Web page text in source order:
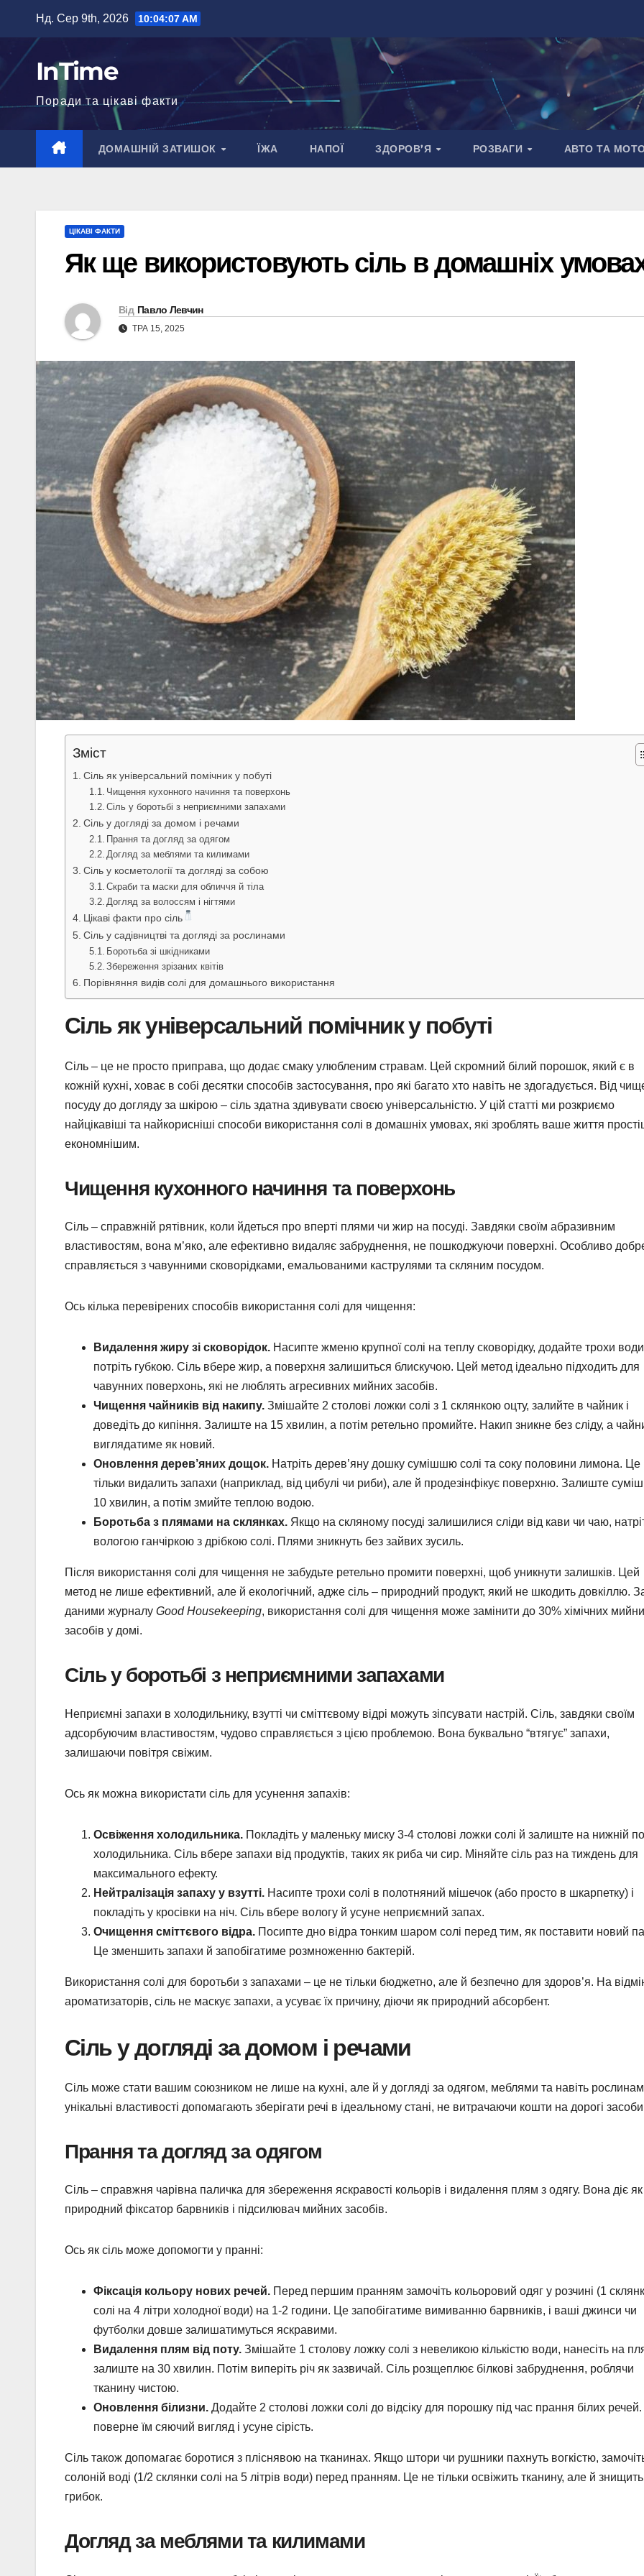
вмісту
Нд. Сер 9th, 2026 10:04:09 AM
InTime
Поради та цікаві факти
ДОМАШНІЙ ЗАТИШОК ЇЖА НАПОЇ ЗДОРОВ’Я РОЗВАГИ АВТО ТА
ЦІКАВІ ФАКТИ
Як ще використовують сіль в домашніх
Від Павло Левчин
ТРА 15, 2025
Зміст
Сіль як універсальний помічник у побуті
Чищення кухонного начиння та поверхонь
Сіль у боротьбі з неприємними запахами
Сіль у догляді за домом і речами
Прання та догляд за одягом
Догляд за меблями та килимами
Сіль у косметології та догляді за собою
Скраби та маски для обличчя й тіла
Догляд за волоссям і нігтями
Цікаві факти про сіль
Сіль у садівництві та догляді за рослинами
Боротьба зі шкідниками
Збереження зрізаних квітів
Порівняння видів солі для домашнього використання
Сіль як універсальний помічник у побуті
Сіль – це не просто приправа, що додає смаку улюбленим стравам. Цей скромний білий порошок, який є в
кожній кухні, ховає в собі десятки способів застосування, про які багато хто навіть не здогадується. Від
посуду до догляду за шкірою – сіль здатна здивувати своєю універсальністю. У цій статті ми розкриємо
найцікавіші та найкорисніші способи використання солі в домашніх умовах, які зроблять ваше життя
економнішим.
Чищення кухонного начиння та поверхонь
Сіль – справжній рятівник, коли йдеться про вперті плями чи жир на посуді. Завдяки своїм абразивним
властивостям, вона м’яко, але ефективно видаляє забруднення, не пошкоджуючи поверхні. Особливо
справляється з чавунними сковорідками, емальованими каструлями та скляним посудом.
Ось кілька перевірених способів використання солі для чищення:
Видалення жиру зі сковорідок. Насипте жменю крупної солі на теплу сковорідку, додайте трохи
потріть губкою. Сіль вбере жир, а поверхня залишиться блискучою. Цей метод ідеально підходить для
чавунних поверхонь, які не люблять агресивних мийних засобів.
Чищення чайників від накипу. Змішайте 2 столові ложки солі з 1 склянкою оцту, залийте в чайник і
доведіть до кипіння. Залиште на 15 хвилин, а потім ретельно промийте. Накип зникне без сліду, а
виглядатиме як новий.
Оновлення дерев’яних дощок. Натріть дерев’яну дошку сумішшю солі та соку половини лимона. Це
тільки видалить запахи (наприклад, від цибулі чи риби), але й продезінфікує поверхню. Залиште
10 хвилин, а потім змийте теплою водою.
Боротьба з плямами на склянках. Якщо на скляному посуді залишилися сліди від кави чи чаю,
вологою ганчіркою з дрібкою солі. Плями зникнуть без зайвих зусиль.
Після використання солі для чищення не забудьте ретельно промити поверхні, щоб уникнути залишків. Цей
метод не лише ефективний, але й екологічний, адже сіль – природний продукт, який не шкодить довкіллю.
даними журналу Good Housekeeping, використання солі для чищення може замінити до 30% хімічних
засобів у домі.
Сіль у боротьбі з неприємними запахами
Неприємні запахи в холодильнику, взутті чи сміттєвому відрі можуть зіпсувати настрій. Сіль, завдяки своїм
адсорбуючим властивостям, чудово справляється з цією проблемою. Вона буквально “втягує” запахи,
залишаючи повітря свіжим.
Ось як можна використати сіль для усунення запахів:
Освіження холодильника. Покладіть у маленьку миску 3-4 столові ложки солі й залиште на нижній
холодильника. Сіль вбере запахи від продуктів, таких як риба чи сир. Міняйте сіль раз на тиждень для
максимального ефекту.
Нейтралізація запаху у взутті. Насипте трохи солі в полотняний мішечок (або просто в шкарпетку) і
покладіть у кросівки на ніч. Сіль вбере вологу й усуне неприємний запах.
Очищення сміттєвого відра. Посипте дно відра тонким шаром солі перед тим, як поставити новий
Це зменшить запахи й запобігатиме розмноженню бактерій.
Використання солі для боротьби з запахами – це не тільки бюджетно, але й безпечно для здоров’я. На
ароматизаторів, сіль не маскує запахи, а усуває їх причину, діючи як природний абсорбент.
Сіль у догляді за домом і речами
Сіль може стати вашим союзником не лише на кухні, але й у догляді за одягом, меблями та навіть
унікальні властивості допомагають зберігати речі в ідеальному стані, не витрачаючи кошти на дорогі
Прання та догляд за одягом
Сіль – справжня чарівна паличка для збереження яскравості кольорів і видалення плям з одягу. Вона діє як
природний фіксатор барвників і підсилювач мийних засобів.
Ось як сіль може допомогти у пранні:
Фіксація кольору нових речей. Перед першим пранням замочіть кольоровий одяг у розчині (1
солі на 4 літри холодної води) на 1-2 години. Це запобігатиме вимиванню барвників, і ваші джинси чи
футболки довше залишатимуться яскравими.
Видалення плям від поту. Змішайте 1 столову ложку солі з невеликою кількістю води, нанесіть на
залиште на 30 хвилин. Потім виперіть річ як зазвичай. Сіль розщеплює білкові забруднення, роблячи
тканину чистою.
Оновлення білизни. Додайте 2 столові ложки солі до відсіку для порошку під час прання білих
поверне їм сяючий вигляд і усуне сірість.
Сіль також допомагає боротися з пліснявою на тканинах. Якщо штори чи рушники пахнуть вогкістю,
солоній воді (1/2 склянки солі на 5 літрів води) перед пранням. Це не тільки освіжить тканину, але й знищить
грибок.
Догляд за меблями та килимами